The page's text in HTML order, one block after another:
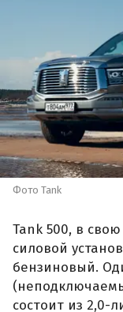
Фото Tank
Tank 500, в
силовой
бензиновый.
состоит из 2,0-